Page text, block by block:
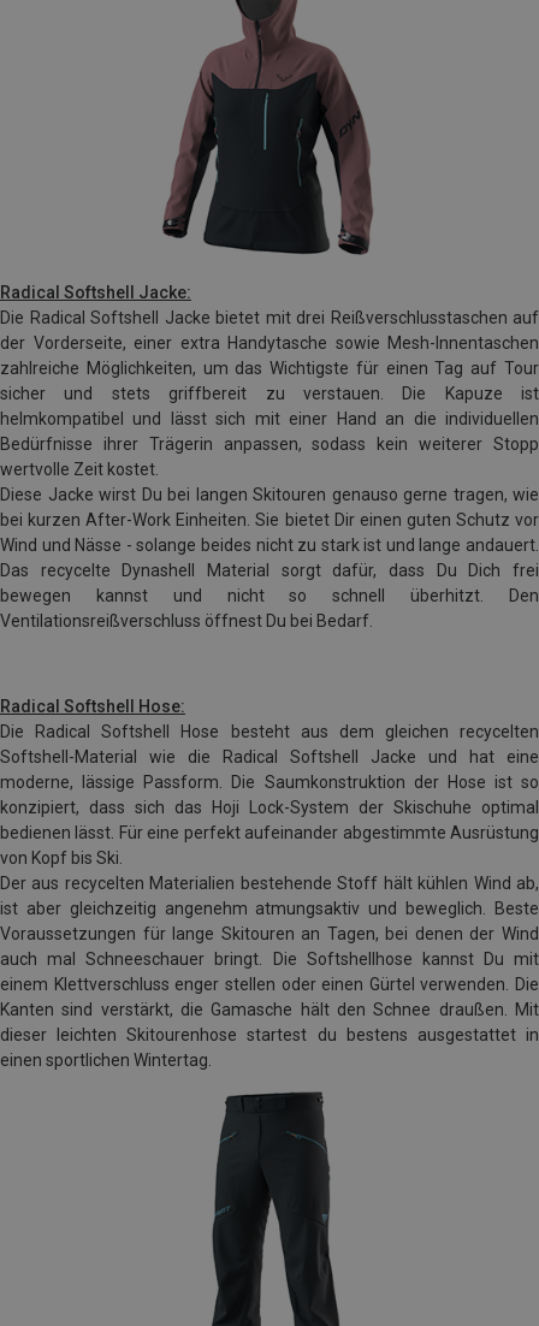
Rad ical Softshell Jacke:
Die Radical Softshell Jacke bietet mit drei Reißverschlusstaschen auf
der Vorderseite, einer extra Handytasche sowie Mesh-Innentaschen
zahlreiche Möglichkeiten, um das Wichtigste für einen Tag auf Tour
sicher und stets griffbereit zu verstauen. Die Kapuze ist
helmkompatibel und lässt sich mit einer Hand an die individuellen
Bedürfnisse ihrer Trägerin anpassen, sodass kein weiterer Stopp
wertvolle Zeit kostet.
Diese Jacke wirst Du bei langen Skitouren genauso gerne tragen, wie
bei kurzen After-Work Einheiten. Sie bietet Dir einen guten Schutz vor
Wind und Nässe - solange beides nicht zu stark ist und lange andauert.
Das recycelte Dynashell Material sorgt dafür, dass Du Dich frei
bewegen kannst und nicht so schnell überhitzt. Den
Ventilationsreißverschluss öffnest Du bei Bedarf.
Radical Softshell Hose:
Die Radical Softshell Hose besteht aus dem gleichen recycelten
Softshell-Material wie die Radical Softshell Jacke und hat eine
moderne, lässige Passform. Die Saumkonstruktion der Hose ist so
konzipiert, dass sich das Hoji Lock-System der Skischuhe optimal
bedienen lässt. Für eine perfekt aufeinander abgestimmte Ausrüstung
von Kopf bis Ski.
Der aus recycelten Materialien bestehende Stoff hält kühlen Wind ab,
ist aber gleichzeitig angenehm atmungsaktiv und beweglich. Beste
Voraussetzungen für lange Skitouren an Tagen, bei denen der Wind
auch mal Schneeschauer bringt. Die Softshellhose kannst Du mit
einem Klettverschluss enger stellen oder einen Gürtel verwenden. Die
Kanten sind verstärkt, die Gamasche hält den Schnee draußen. Mit
dieser leichten Skitourenhose startest du bestens ausgestattet in
einen sportlichen Wintertag.